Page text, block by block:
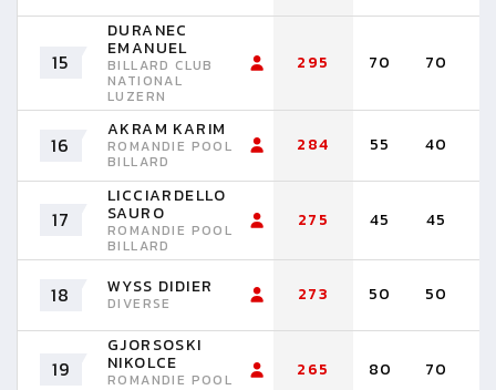
15
DURANEC
EMANUEL
BILLARD CLUB
NATIONAL
LUZERN
295 70 70
16
AKRAM KARIM
ROMANDIE POOL
BILLARD
284 55 40
17
LICCIARDELLO
SAURO
ROMANDIE POOL
BILLARD
275 45 45
18 WYSS DIDIER
DIVERSE 273 50 50
19
GJORSOSKI
NIKOLCE
ROMANDIE POOL 265 80 70